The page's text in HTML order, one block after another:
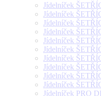
Jídelníček
Jídelníček
Jídelníček
Jídelníček
Jídelníček
Jídelníček
Jídelníček
Jídelníček
Jídelníček
Jídelníček
Jídelníček PRO